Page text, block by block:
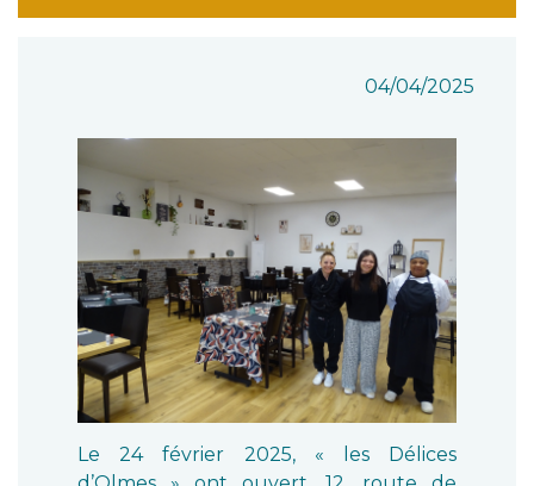
04/04/2025
Le 24 février 2025, « les Délices